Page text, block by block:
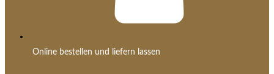
Online bestellen und liefern lassen